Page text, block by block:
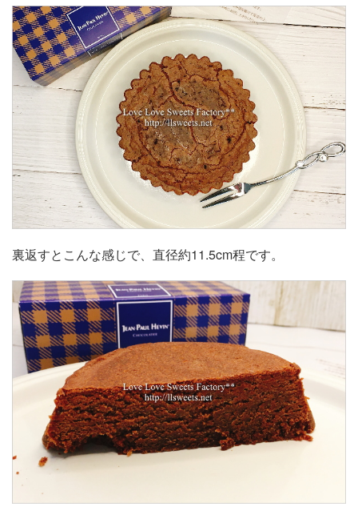
裏返すとこんな感じで、直径約11.5cm程です。